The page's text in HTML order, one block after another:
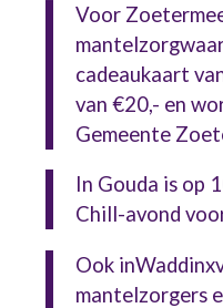
Voor
cadeaukaart
van €20,- en
Gemeente
In Gouda is op
Chill-avond
Ook
mantelzorgers